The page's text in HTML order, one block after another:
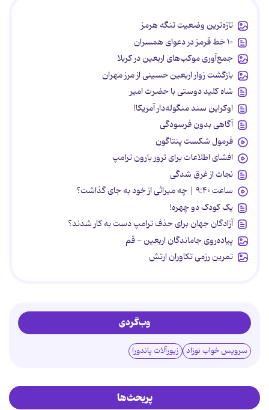
تازه‌ترین وضعیت تنگه هرمز
۱۰ خط قرمز در دعوای همسران
جمع‌آوری موکب‌های اربعین در کربلا
بازگشت زوار اربعین حسینی از مرز مهران
شاه کلید دوستی با حضرت امیر
اوکراین سند منگوله‌دار آمریکا!
آگاهی بدون فرسودگی
فرمول شکست پنتاگون
افشای اطلاعات برای ترور بارون ترامپ
نجات از غرق شدگی
ساعت ۹:۴۰ | چه میراثی از خود به جای گذاشت؟
یک کودک دو چهره!
آزادگان جهان برای حذف ترامپ دست به کار شدند؟
پیاده‌روی جاماندگان اربعین - قم
تمرین رزمی تکاوران ارتش
وب‌گردی
سرویس خواب نوزاد زیورآلات پاندورا
پربحث‌ها